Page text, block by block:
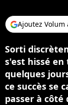
Ajoutez Volum
Sorti
s'est hissé
quelques
ce succès se
passer à côté